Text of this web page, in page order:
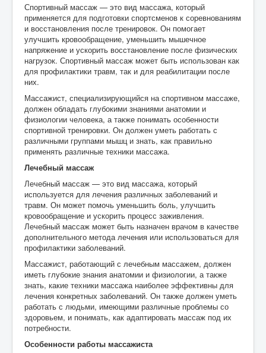
Спортивный массаж — это вид массажа, который
применяется для подготовки спортсменов к соревнованиям
и восстановления после тренировок. Он помогает
улучшить кровообращение, уменьшить мышечное
напряжение и ускорить восстановление после физических
нагрузок. Спортивный массаж может быть использован как
для профилактики травм, так и для реабилитации после
них.
Массажист, специализирующийся на спортивном массаже,
должен обладать глубокими знаниями анатомии и
физиологии человека, а также понимать особенности
спортивной тренировки. Он должен уметь работать с
различными группами мышц и знать, как правильно
применять различные техники массажа.
Лечебный массаж
Лечебный массаж — это вид массажа, который
используется для лечения различных заболеваний и
травм. Он может помочь уменьшить боль, улучшить
кровообращение и ускорить процесс заживления.
Лечебный массаж может быть назначен врачом в качестве
дополнительного метода лечения или использоваться для
профилактики заболеваний.
Массажист, работающий с лечебным массажем, должен
иметь глубокие знания анатомии и физиологии, а также
знать, какие техники массажа наиболее эффективны для
лечения конкретных заболеваний. Он также должен уметь
работать с людьми, имеющими различные проблемы со
здоровьем, и понимать, как адаптировать массаж под их
потребности.
Особенности работы массажиста